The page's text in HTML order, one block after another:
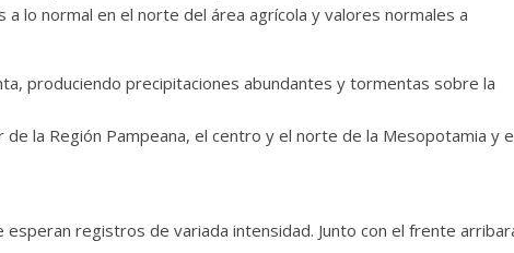
lo normal en el norte del área agrícola y valores normales a
produciendo precipitaciones abundantes y tormentas sobre la
la Región Pampeana, el centro y el norte de la Mesopotamia y
registros de variada intensidad. Junto con el frente